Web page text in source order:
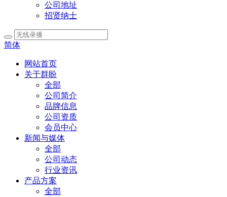
公司地址
招贤纳士
简体
网站首页
关于群盼
全部
公司简介
品牌信息
公司资质
会员中心
新闻与媒体
全部
公司动态
行业资讯
产品方案
全部